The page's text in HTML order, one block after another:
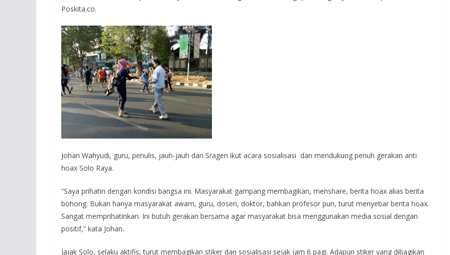
Poskita.co.
Johan Wahyudi, guru, penulis, jauh-jauh dari Sragen ikut acara sosialisasi dan mendukung penuh gerakan anti
hoax Solo Raya.
“Saya prihatin dengan kondisi bangsa ini. Masyarakat gampang membagikan, menshare, berita hoax alias berita
bohong. Bukan hanya masyarakat awam, guru, dosen, doktor, bahkan profesor pun, turut menyebar berita hoax.
Sangat memprihatinkan. Ini butuh gerakan bersama agar masyarakat bisa menggunakan media sosial dengan
positif,” kata Johan.
Jajak Solo, selaku aktifis, turut membagikan stiker dan sosialisasi sejak jam 6 pagi. Adapun stiker yang dibagikan